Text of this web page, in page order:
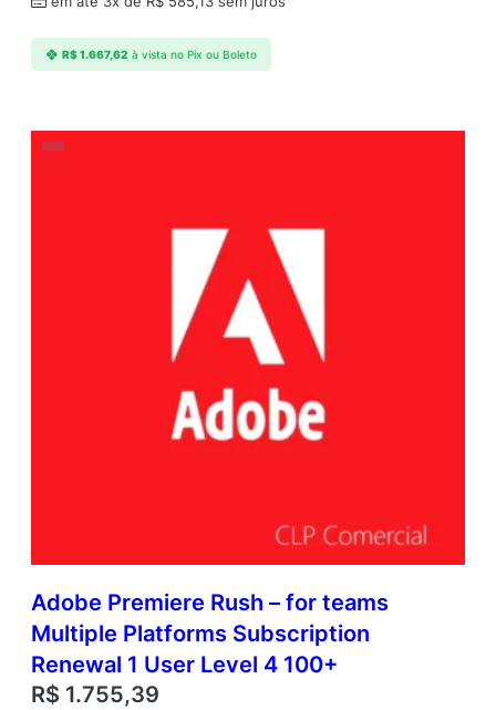
R$1.667,62 à vista no Pix ou Boleto
Adobe Premiere Rush – for teams
Multiple Platforms Subscription
Renewal 1 User Level 4 100+
R$ 1.755,39